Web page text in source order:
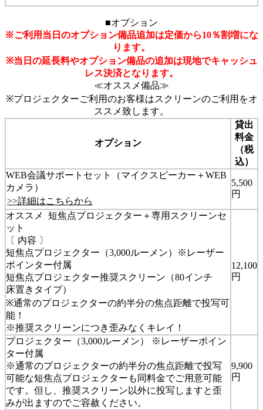
■オプション
※ご利用当日のオプション備品追加は定価から10％割増にな
ります。
※当日の延長料やオプション備品の追加は現地でキャッシュ
レス決済となります。
≪オススメ備品≫
※プロジェクターご利用のお客様はスクリーンのご利用をオ
ススメ致します。
オプション
貸出
料金
（税
込）
WEB会議サポートセット（マイクスピーカー＋WEB
カメラ）
>>詳細はこちらから
5,500
円
オススメ
短焦点プロジェクター＋専用スクリーンセ
ット
〔 内容 〕
短焦点プロジェクター（3,000ルーメン）※レーザー
ポインター付属
短焦点プロジェクター推奨スクリーン（80インチ
床置きタイプ）
※通常のプロジェクターの約半分の焦点距離で投写可
能！
※推奨スクリーンにつき歪みなくキレイ！
12,100
円
プロジェクター（3,000ルーメン） ※レーザーポイン
ター付属
※通常のプロジェクターの約半分の焦点距離で投写
可能な短焦点プロジェクターも同料金でご用意可能
です。但し、推奨スクリーン以外に投写しますと歪
みが出ますのでご容赦ください。
9,900
円